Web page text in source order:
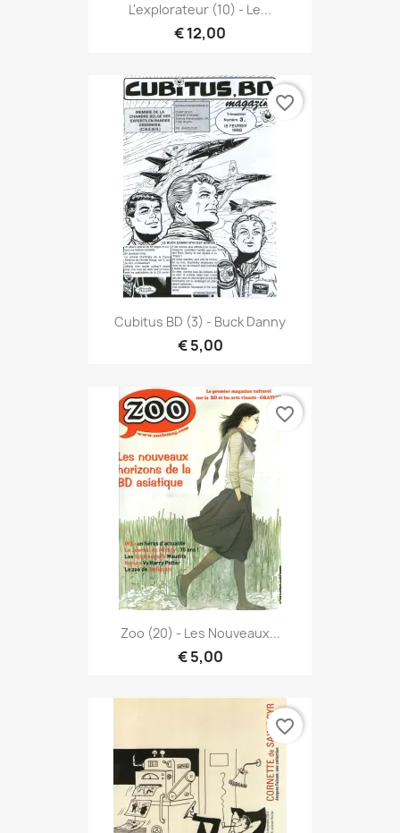
L'explorateur (10) - Le...
€ 12,00
Cubitus BD (3) - Buck Danny
€ 5,00
favorite_border
Zoo (20) - Les Nouveaux...
€ 5,00
favorite_border
favorite_border